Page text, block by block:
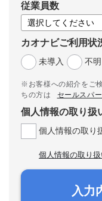
従業員数
カオナビご利用状
未導入
不明
※お客様への紹介をご
ちの方は
セールスパ
個人情報の取り扱
個人情報の取り
個人情報の取り
入力